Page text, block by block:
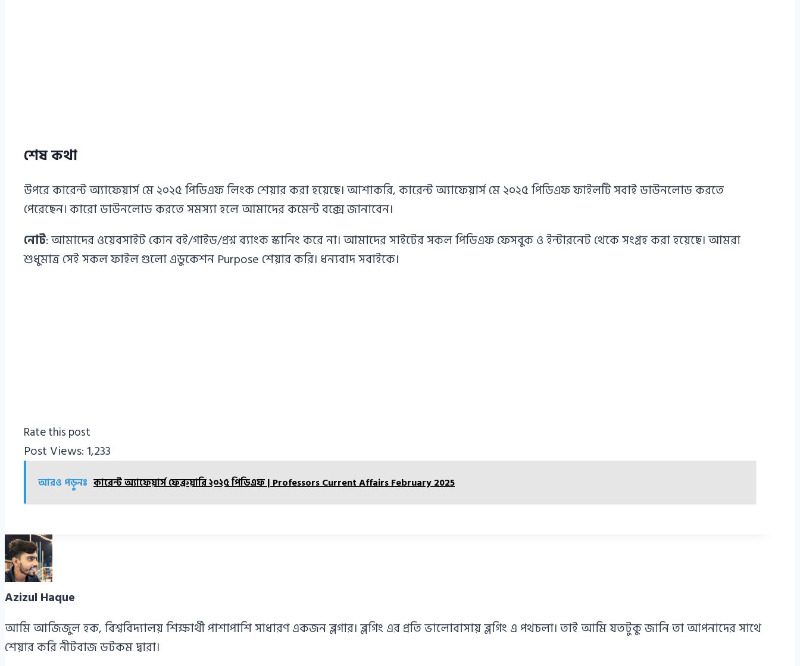
শেষ কথা
উপরে কারেন্ট অ্যাফেয়ার্স মে ২০২৫ পিডিএফ লিংক শেয়ার করা হয়েছে। আশাকরি, কারেন্ট অ্যাফেয়ার্স মে ২০২৫ পিডিএফ ফাইলটি সবাই ডাউনলোড করতে
পেরেছেন। কারো ডাউনলোড করতে সমস্যা হলে আমাদের কমেন্ট বক্সে জানাবেন।
নোট: আমাদের ওয়েবসাইট কোন বই/গাইড/প্রশ্ন ব্যাংক স্কানিং করে না। আমাদের সাইটের সকল পিডিএফ ফেসবুক ও ইন্টারনেট থেকে সংগ্রহ করা হয়েছে। আমরা
শুধুমাত্র সেই সকল ফাইল গুলো এডুকেশন Purpose শেয়ার করি। ধন্যবাদ সবাইকে।
Rate this post
Post Views: 1,233
আরও পড়ুনঃ কারেন্ট অ্যাফেয়ার্স ফেব্রুয়ারি ২০২৫ পিডিএফ | Professors Current Affairs February 2025
Azizul Haque
আমি আজিজুল হক, বিশ্ববিদ্যালয় শিক্ষার্থী পাশাপাশি সাধারণ একজন ব্লগার। ব্লগিং এর প্রতি ভালোবাসায় ব্লগিং এ পথচলা। তাই আমি যতটুকু জানি তা আপনাদের সাথে
শেয়ার করি নীটবাজ ডটকম দ্বারা।